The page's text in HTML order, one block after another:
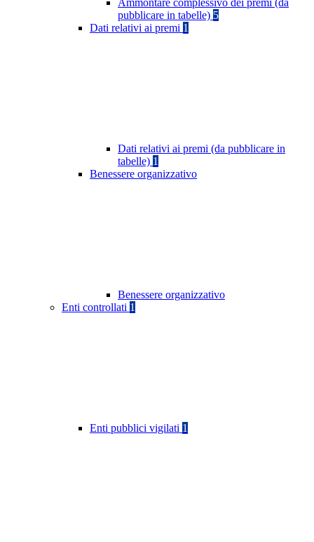
Ammontare complessivo dei premi (da
pubblicare in tabelle) 5
Dati relativi ai premi 1
Dati relativi ai premi (da pubblicare in
tabelle) 1
Benessere organizzativo
Benessere organizzativo
Enti controllati 1
Enti pubblici vigilati 1